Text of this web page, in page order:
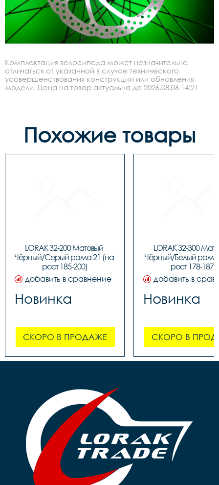
Комплектация велосипеда может незначительно
отличаться от указанной в случае технического
усовершенствования конструкции или обновления
модели. Цена на товар актуальна до 2026.08.06 14:21
Похожие товары
LORAK 32-200 Матовый
Чёрный/Серый рама 21 (на
рост 185-200)
добавить в сравнение
Новинка
СКОРО В ПРОДАЖЕ
LORAK 32-300
Чёрный/Белый рама
рост 178-187)
добавить в
Новинка
СКОРО В